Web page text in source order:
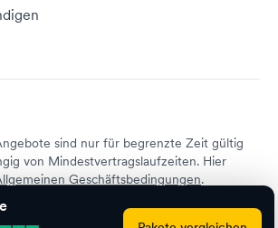
sind nur für begrenzte Zeit gültig
von Mindestvertragslaufzeiten. Hier
Geschäftsbedingungen.